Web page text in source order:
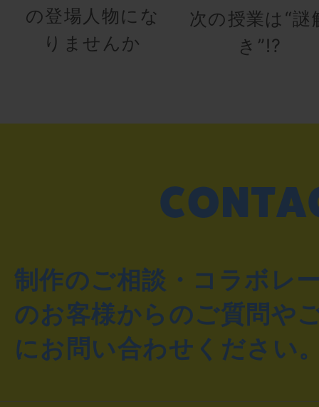
の登場人物にな
りませんか
次の授業は“謎
き”!?
制作のご相談・コラボレ
のお客様からのご質問や
にお問い合わせください